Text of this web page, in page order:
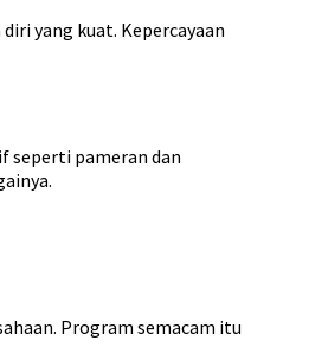
yang kuat. Kepercayaan
seperti pameran dan
Program semacam itu